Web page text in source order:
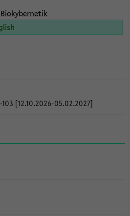
[12.10.2026-05.02.2027]